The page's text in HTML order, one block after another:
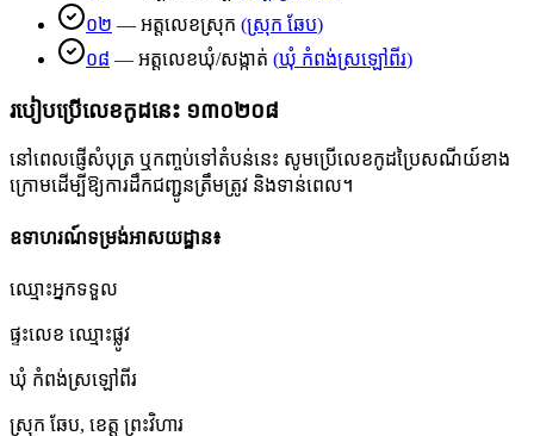
០២ — អត្តលេខស្រុក (ស្រុក ឆែប)
០៨ — អត្តលេខឃុំ/សង្កាត់ (ឃុំ កំពង់ស្រឡៅពីរ)
របៀបប្រើលេខកូដនេះ ១៣០២០៨
នៅពេលផ្ញើសំបុត្រ ឬកញ្ចប់ទៅតំបន់នេះ សូមប្រើលេខកូដប្រៃសណីយ៍ខាង
ក្រោមដើម្បីឱ្យការដឹកជញ្ជូនត្រឹមត្រូវ និងទាន់ពេល។
ឧទាហរណ៍ទម្រង់អាសយដ្ឋាន៖
ឈ្មោះអ្នកទទួល
ផ្ទះលេខ ឈ្មោះផ្លូវ
ឃុំ កំពង់ស្រឡៅពីរ
ស្រុក ឆែប, ខេត្ត ព្រះវិហារ